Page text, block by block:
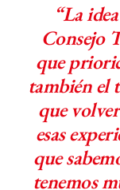
“La
Consejo
que
también el
que
esas
que
tenemos